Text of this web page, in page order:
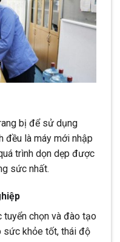
bị để sử dụng
đều là máy mới nhập
trình dọn dẹp được
sức nhất.
tuyển chọn và đào tạo
sức khỏe tốt, thái độ